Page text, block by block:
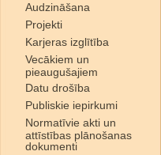
Audzināšana
Projekti
Karjeras izglītība
Vecākiem un
pieaugušajiem
Datu drošība
Publiskie iepirkumi
Normatīvie akti un
attīstības plānošanas
dokumenti